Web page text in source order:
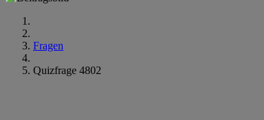
Fragen
Quizfrage 4802